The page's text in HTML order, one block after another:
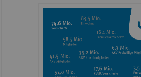
Informationen